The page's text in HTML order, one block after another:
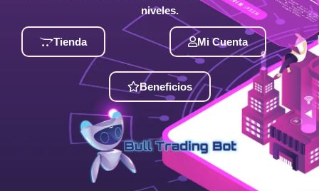
niveles.
Tienda Mi Cuenta
Beneficios